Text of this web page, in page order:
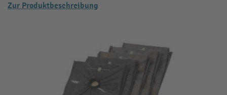
Zur Produktbeschreibung